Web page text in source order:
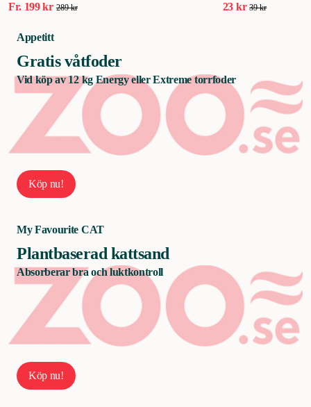
Fr. 199 kr 289 kr 23 kr 39 kr
Appetitt
Gratis våtfoder
Vid köp av 12 kg Energy eller Extreme torrfoder
Köp nu!
My Favourite CAT
Plantbaserad kattsand
Absorberar bra och luktkontroll
Köp nu!